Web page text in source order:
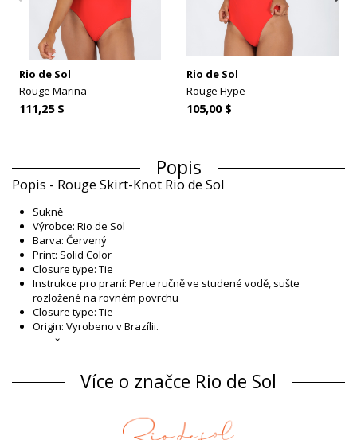
Rio de Sol
Rouge Marina
111,25 $
Rio de Sol
Rouge Hype
105,00 $
Popis
Popis - Rouge Skirt-Knot Rio de Sol
Sukně
Výrobce: Rio de Sol
Barva: Červený
Print: Solid Color
Closure type: Tie
Instrukce pro praní: Perte ručně ve studené vodě, sušte
rozložené na rovném povrchu
Closure type: Tie
Origin: Vyrobeno v Brazílii.
Sukně Červený Rio de Sol ICONS
Složení
Složení: 84% Biodegradable Nylon (AMNI SOUL ECO), 16%
UV Protection: UPF 50+
Více o značce Rio de Sol